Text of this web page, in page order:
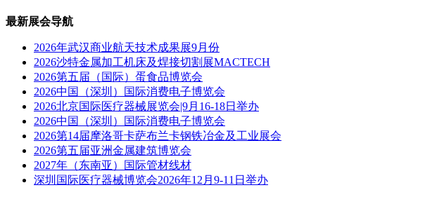
最新展会导航
2026年武汉商业航天技术成果展9月份
2026沙特金属加工机床及焊接切割展MACTECH
2026第五届（国际）蛋食品博览会
2026中国（深圳）国际消费电子博览会
2026北京国际医疗器械展览会|9月16-18日举办
2026中国（深圳）国际消费电子博览会
2026第14届摩洛哥卡萨布兰卡钢铁冶金及工业展会
2026第五届亚洲金属建筑博览会
2027年（东南亚）国际管材线材
深圳国际医疗器械博览会2026年12月9-11日举办